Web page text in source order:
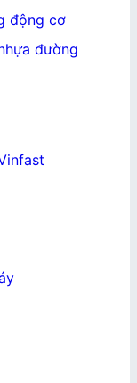
động cơ
đường